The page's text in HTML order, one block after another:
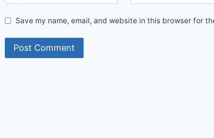
Save my name, email, and website in this browser for